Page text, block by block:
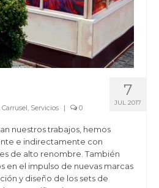
7
JUL 2017
Carrusel, Servicios | 0
nuestros trabajos, hemos
e indirectamente con
de alto renombre. También
en el impulso de nuevas marcas
y diseño de los sets de